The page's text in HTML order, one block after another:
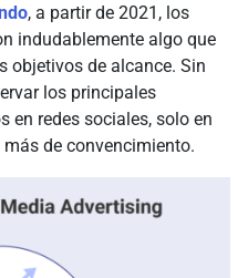
, a partir de 2021, los
indudablemente algo que
objetivos de alcance. Sin
los principales
en redes sociales, solo en
de convencimiento.